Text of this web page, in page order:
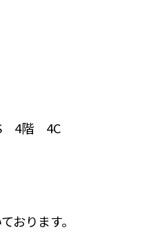
4階 4C
おります。